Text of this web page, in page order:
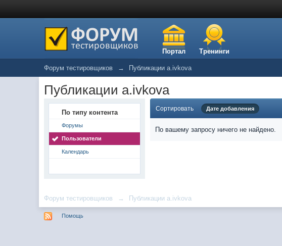
Портал Тренинги
Форум тестировщиков → Публикации a.ivkova
Публикации a.ivkova
По типу контента
Форумы
Пользователи
Календарь
Сортировать Дате добавления
По вашему запросу ничего не найдено.
Форум тестировщиков → Публикации a.ivkova
Помощь